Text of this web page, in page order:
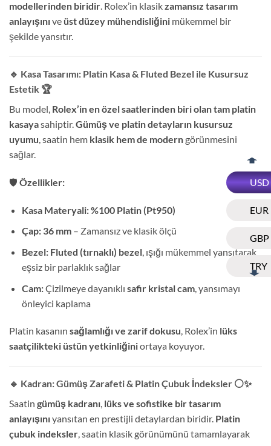
USD
EUR
GBP
TRY
modellerinden biridir. Rolex’in klasikzamansız tasarım
anlayışınıve üst düzey mühendisliğini mükemmel bir
şekilde yansıtır.
🔹 Kasa Tasarımı: Platin Kasa & Fluted Bezel ile Kusursuz
Estetik 🏆
Bu model, Rolex’in en özel saatlerinden biri olan tam platin
kasayasahiptir.Gümüş ve platin detayların kusursuz
uyumu, saatin hem klasik hem de moderngörünmesini
sağlar.
🛡️ Özellikler:
Kasa Materyali:%100 Platin (Pt950)
Çap: 36 mm– Zamansız ve klasik ölçü
Bezel: Fluted (tırnaklı) bezel, ışığı mükemmel yansıtarak
eşsiz bir parlaklık sağlar
Cam:Çizilmeye dayanıklı safir kristal cam, yansımayı
önleyici kaplama
Platin kasanın sağlamlığı ve zarif dokusu, Rolex’in lüks
saatçilikteki üstün yetkinliğiniortaya koyuyor.
🔹 Kadran: Gümüş Zarafeti & Platin Çubuk İndeksler ⚪✨
Saatin gümüş kadranı, lüks ve sofistike bir tasarım
anlayışınıyansıtan en prestijli detaylardan biridir. Platin
çubuk indeksler, saatin klasik görünümünü tamamlayarak